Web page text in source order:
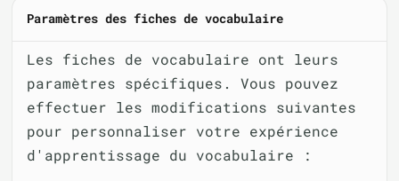
Paramètres des fiches de vocabulaire
Les fiches de vocabulaire ont leurs
paramètres spécifiques. Vous pouvez
effectuer les modifications suivantes
pour personnaliser votre expérience
d'apprentissage du vocabulaire :